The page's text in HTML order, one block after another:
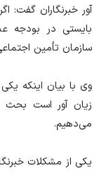
آور خبرنگاران گفت:
بایستی در بودجه
سازمان تأمین
وی با بیان اینکه
زیان آور است بحث
می‌دهیم.
یکی از مشکلات